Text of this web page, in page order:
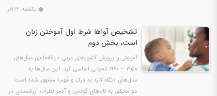
یکشنبه, ۱۲ آذر
تشخیص آواها شرط اول آموختن زبان
است، بخش دوم
آموزش و پرورش کشورهای غربی در فاصله‌ی سال‌های
۱۹۵۰ – ۱۹۶۰ تحولی اساسی کرد. این سال‌ها به
سال‌های «نگاه تازه به درک و فهم» مشهور شده است.
دو محقق به نام‌های گودمن و آدمز نظرات ارزشمندی در